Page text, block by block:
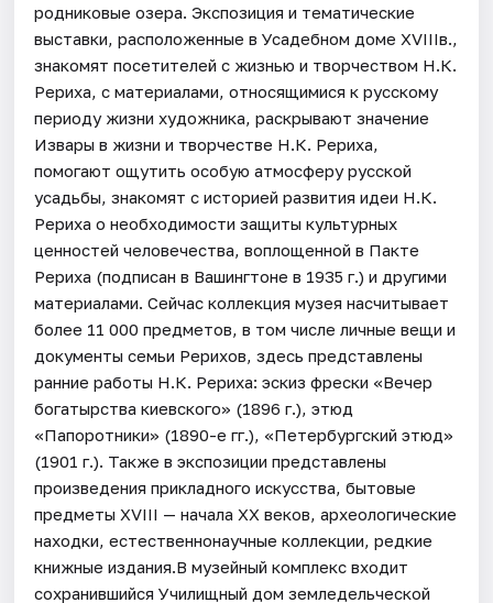
родниковые озера. Экспозиция и тематические
выставки, расположенные в Усадебном доме XVIIIв.,
знакомят посетителей с жизнью и творчеством Н.К.
Рериха, с материалами, относящимися к русскому
периоду жизни художника, раскрывают значение
Извары в жизни и творчестве Н.К. Рериха,
помогают ощутить особую атмосферу русской
усадьбы, знакомят с историей развития идеи Н.К.
Рериха о необходимости защиты культурных
ценностей человечества, воплощенной в Пакте
Рериха (подписан в Вашингтоне в 1935 г.) и другими
материалами. Сейчас коллекция музея насчитывает
более 11 000 предметов, в том числе личные вещи и
документы семьи Рерихов, здесь представлены
ранние работы Н.К. Рериха: эскиз фрески «Вечер
богатырства киевского» (1896 г.), этюд
«Папоротники» (1890-е гг.), «Петербургский этюд»
(1901 г.). Также в экспозиции представлены
произведения прикладного искусства, бытовые
предметы XVIII — начала XX веков, археологические
находки, естественнонаучные коллекции, редкие
книжные издания.В музейный комплекс входит
сохранившийся Училищный дом земледельческой